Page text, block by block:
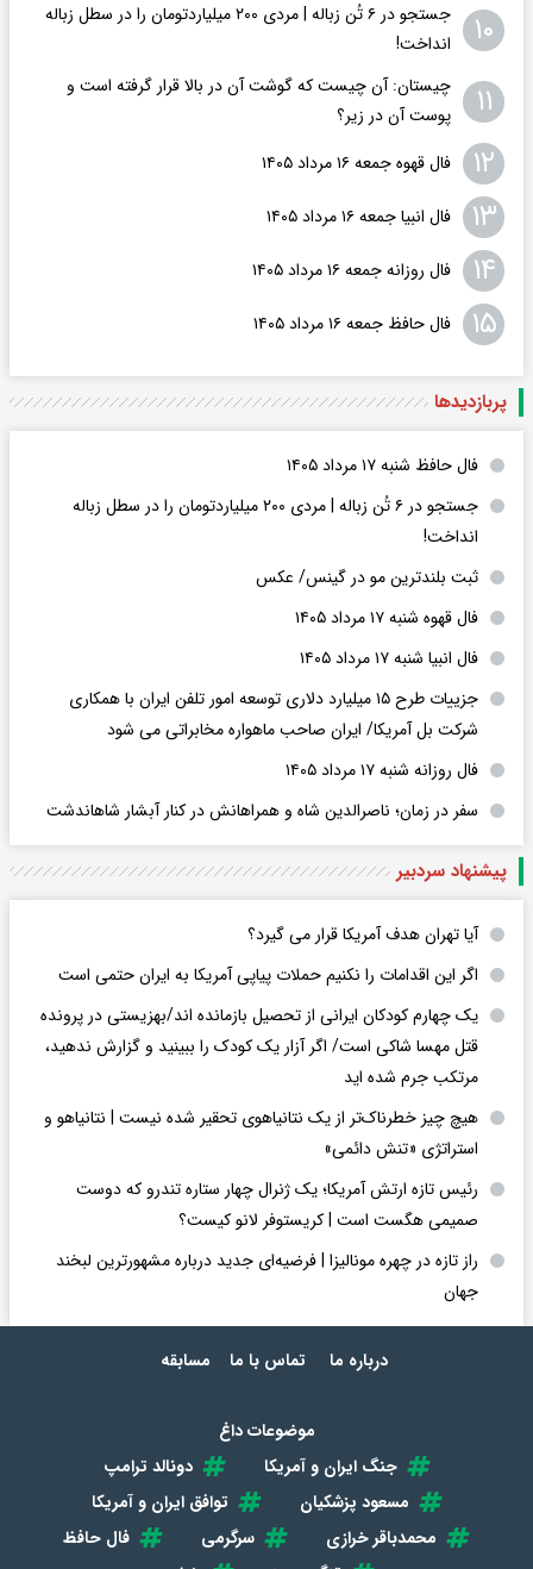
۱۰
جستجو در ۶ تُن زباله | مردی ۲۰۰ میلیاردتومان را در سطل زباله
انداخت!
۱۱
چیستان: آن چیست که گوشت آن در بالا قرار گرفته است و
پوست آن در زیر؟
۱۲ فال قهوه جمعه ۱۶ مرداد ۱۴۰۵
۱۳ فال انبیا جمعه ۱۶ مرداد ۱۴۰۵
۱۴ فال روزانه جمعه ۱۶ مرداد ۱۴۰۵
۱۵ فال حافظ جمعه ۱۶ مرداد ۱۴۰۵
پربازدید‌ها
فال حافظ شنبه ۱۷ مرداد ۱۴۰۵
جستجو در ۶ تُن زباله | مردی ۲۰۰ میلیاردتومان را در سطل زباله
انداخت!
ثبت بلندترین مو در گینس/ عکس
فال قهوه شنبه ۱۷ مرداد ۱۴۰۵
فال انبیا شنبه ۱۷ مرداد ۱۴۰۵
جزییات طرح ۱۵ میلیارد دلاری توسعه امور تلفن ایران با همکاری
شرکت بل آمریکا/ ایران صاحب ماهواره مخابراتی می شود
فال روزانه شنبه ۱۷ مرداد ۱۴۰۵
سفر در زمان؛ ناصرالدین شاه و همراهانش در کنار آبشار شاهاندشت
پیشنهاد سردبیر
آیا تهران هدف آمریکا قرار می گیرد؟
اگر این اقدامات را نکنیم حملات پیاپی آمریکا به ایران حتمی است
یک چهارم کودکان ایرانی از تحصیل بازمانده اند/بهزیستی در پرونده
قتل مهسا شاکی است/ اگر آزار یک کودک را ببینید و گزارش ندهید،
مرتکب جرم شده اید
هیچ چیز خطرناک‌تر از یک نتانیاهوی تحقیر شده نیست | نتانیاهو و
استراتژی «تنش دائمی»
رئیس تازه ارتش آمریکا؛ یک ژنرال چهار ستاره تندرو که دوست
صمیمی هگست است | کریستوفر لانو کیست؟
راز تازه در چهره مونالیزا | فرضیه‌ای جدید درباره مشهورترین لبخند
جهان
درباره ما تماس با ما مسابقه
موضوعات داغ
جنگ ایران و آمریکا
دونالد ترامپ
مسعود پزشکیان
توافق ایران و آمریکا
محمدباقر خرازی
سرگرمی
فال حافظ